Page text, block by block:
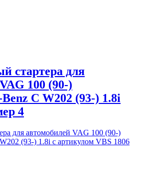
стартера для
100 (90-)
C W202 (93-) 1.8i
4
для автомобилей VAG 100 (90-)
(93-) 1.8i с артикулом VBS 1806